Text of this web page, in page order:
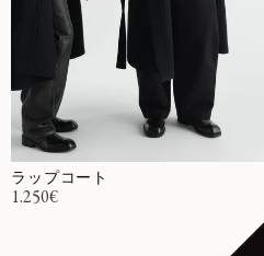
ラップコート
通常価格
1.250€